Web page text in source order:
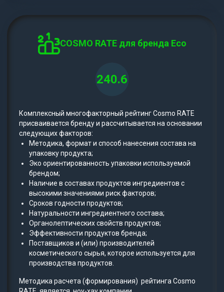
COSMO RATE для бренда Eco
240.6
Комплексный многофакторный рейтинг Cosmo RATE
присваивается бренду и рассчитывается на основании
следующих факторов:
Методика, формат и способ нанесения состава на
упаковку продукта;
Эко ориентированность упаковки используемой
брендом;
Наличие в составах продуктов ингредиентов с
высокими значениями риск факторов;
Сроков годности продуктов;
Натуральности ингредиентного состава;
Органолептических свойств продуктов;
Эффективности продуктов бренда;
Поставщиков и (или) производителей
косметического сырья, которое используется для
производства продуктов.
Методика расчета (формирования) рейтинга Cosmo